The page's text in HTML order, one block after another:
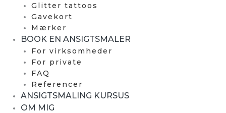
Glitter tattoos
Gavekort
Mærker
BOOK EN ANSIGTSMALER
For virksomheder
For private
FAQ
Referencer
ANSIGTSMALING KURSUS
OM MIG